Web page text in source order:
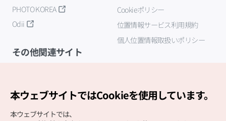
PHOTO KOREA
Odii
Cookieポリシー
位置情報サービス利用規約
個人位置情報取扱いポリシー
その他関連サイト
本ウェブサイトではCookieを使用しています。
本ウェブサイトでは、